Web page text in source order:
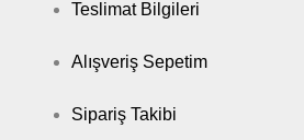
Teslimat Bilgileri
Alışveriş Sepetim
Sipariş Takibi